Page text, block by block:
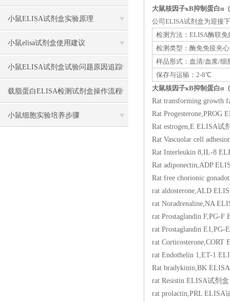
小鼠ELISA试剂盒实验原理
小鼠elisa试剂盒使用建议
小鼠ELISA试剂盒试验问题原因追踪
载脂蛋白ELISA检测试剂盒操作流程
方法
小鼠细胞实验培养步骤
大鼠核因子κB抑制蛋白α
公司ELISA试剂盒为迎接
检测方法：ELISA酶联免
检测类型：酶免免疫夹
样品形式：血清/血浆/细
保存与运输：2-8℃
大鼠核因子κB抑制蛋白α
Rat transforming
Rat
Rat estrogen,E ELISA
Rat Vascuolar cell
Rat Interleukin 8,IL-8
Rat adiponectin,ADP
Rat free chorionic
rat aldosterone,ALD
rat Noradrenaline,NA
rat Prostaglandin F,PG-
rat Prostaglandin
rat
rat Endothelin 1,ET-1
Rat bradykinin,BK
rat Resistin ELISA试剂
rat prolactin,PRL